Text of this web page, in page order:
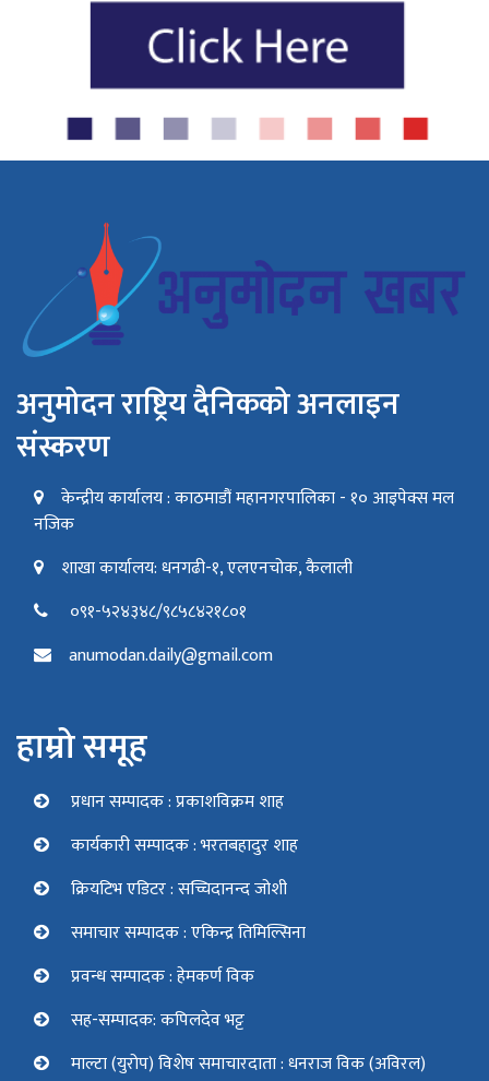
अनुमोदन राष्ट्रिय दैनिकको अनलाइन
संस्करण
केन्द्रीय कार्यालय : काठमाडौं महानगरपालिका - १० आइपेक्स मल
नजिक
शाखा कार्यालय: धनगढी-१, एलएनचोक, कैलाली
०९१-५२४३४८/९८५८४२१८०१
anumodan.daily@gmail.com
हाम्रो समूह
प्रधान सम्पादक : प्रकाशविक्रम शाह
कार्यकारी सम्पादक : भरतबहादुर शाह
क्रियटिभ एडिटर : सच्चिदानन्द जोशी
समाचार सम्पादक : एकिन्द्र तिमिल्सिना
प्रवन्ध सम्पादक : हेमकर्ण विक
सह-सम्पादक: कपिलदेव भट्ट
माल्टा (युरोप) विशेष समाचारदाता : धनराज विक (अविरल)